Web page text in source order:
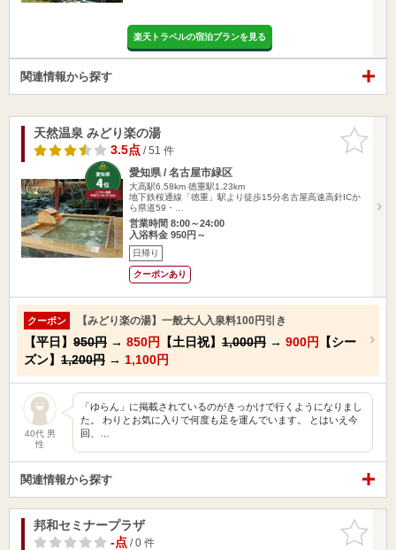
楽天トラベルの宿泊プランを見る
関連情報から探す
お気に入
りに追加
天然温泉 みどり楽の湯
3.5点/ 51 件
愛知県 / 名古屋市緑区
大高駅6.58km 徳重駅1.23km
地下鉄桜通線「徳重」駅より徒歩15分名古屋高速高針ICか
ら県道59・…
営業時間 8:00～24:00
入浴料金 950円～
日帰り
クーポンあり
クーポン 【みどり楽の湯】一般大人入泉料100円引き
【平日】 950円 → 850円 【土日祝】 1,000円 → 900円
【シー
ズン】 1,200円 → 1,100円
40代 男
性
「ゆらん」に掲載されているのがきっかけで行くようになりまし
た。 わりとお気に入りで何度も足を運んでいます。 とはいえ今
回、…
関連情報から探す
お気に入
りに追加
邦和セミナープラザ
-点/ 0 件